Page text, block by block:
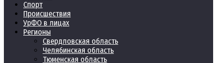
Спорт
Происшествия
УрФО в лицах
Регионы
Свердловская область
Челябинская область
Тюменская область